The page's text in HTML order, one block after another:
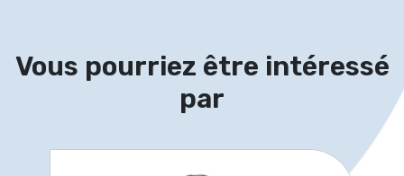
Vous pourriez être intéressé
par